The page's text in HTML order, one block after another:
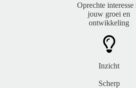
Oprechte interesse
jouw groei en
ontwikkeling
Inzicht
Scherp